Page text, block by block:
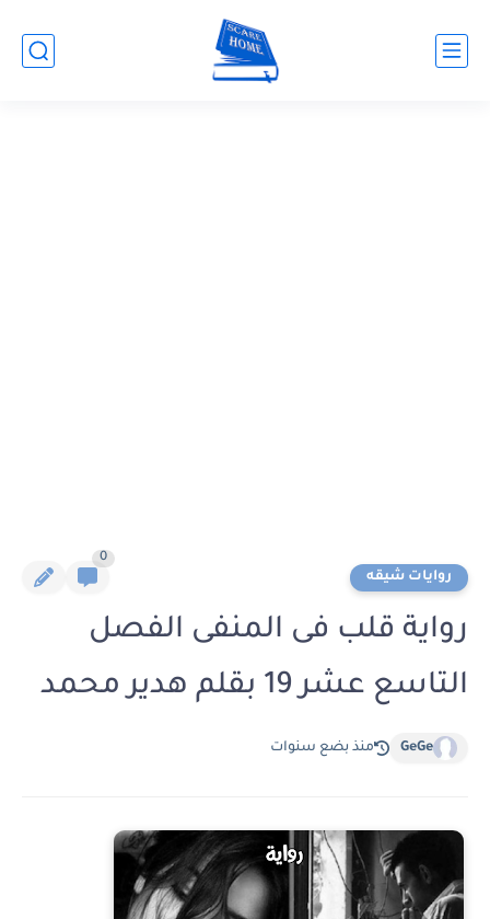
روايات شيقه
0
رواية قلب فى المنفى الفصل
التاسع عشر 19 بقلم هدير محمد
GeGe منذ بضع سنوات